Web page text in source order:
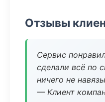
Отзывы
Сервис
сделали всё по
ничего не
— Клиент